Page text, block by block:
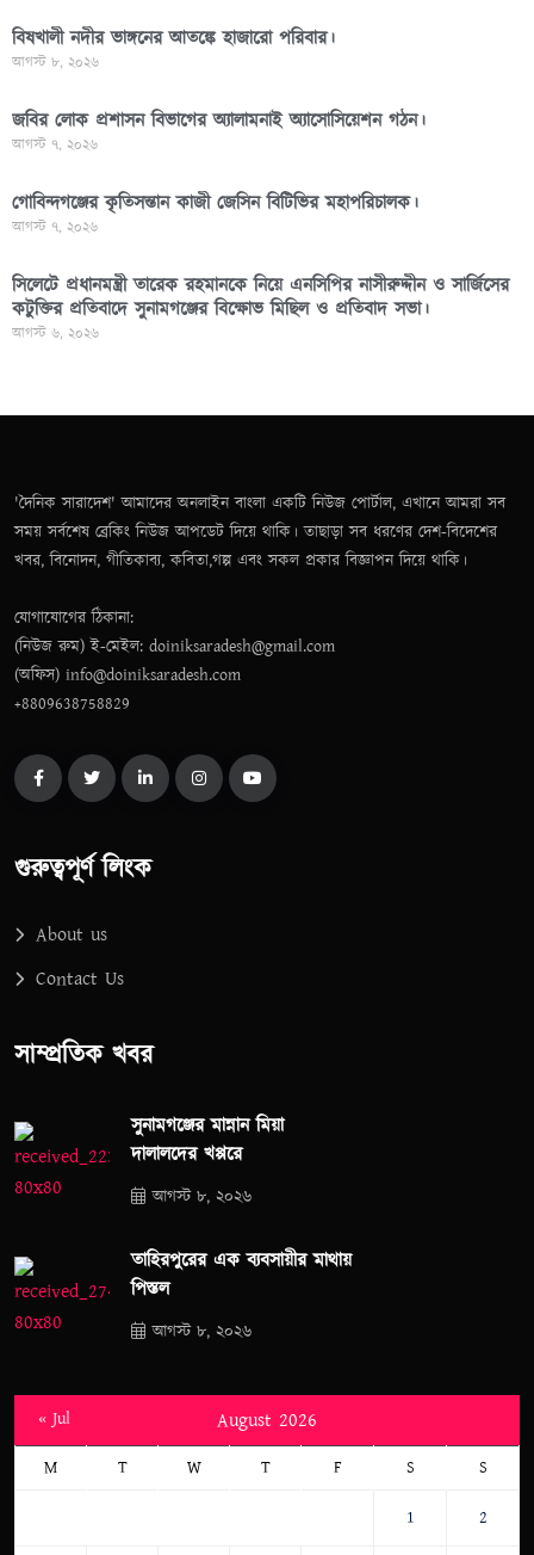
বিষখালী নদীর ভাঙ্গনের আতঙ্কে হাজারো পরিবার।
আগস্ট ৮, ২০২৬
জবির লোক প্রশাসন বিভাগের অ্যালামনাই অ্যাসোসিয়েশন গঠন।
আগস্ট ৭, ২০২৬
গোবিন্দগঞ্জের কৃতিসন্তান কাজী জেসিন বিটিভির মহাপরিচালক।
আগস্ট ৭, ২০২৬
সিলেটে প্রধানমন্ত্রী তারেক রহমানকে নিয়ে এনসিপির নাসীরুদ্দীন ও সার্জিসের
কটুক্তির প্রতিবাদে সুনামগঞ্জের বিক্ষোভ মিছিল ও প্রতিবাদ সভা।
আগস্ট ৬, ২০২৬
'দৈনিক সারাদেশ' আমাদের অনলাইন বাংলা একটি নিউজ পোর্টাল, এখানে আমরা সব
সময় সর্বশেষ ব্রেকিং নিউজ আপডেট দিয়ে থাকি। তাছাড়া সব ধরণের দেশ-বিদেশের
খবর, বিনোদন, গীতিকাব্য, কবিতা,গল্প এবং সকল প্রকার বিজ্ঞাপন দিয়ে থাকি।
যোগাযোগের ঠিকানা:
(নিউজ রুম) ই-মেইল: doiniksaradesh@gmail.com
(অফিস) info@doiniksaradesh.com
+8809638758829
গুরুত্বপূর্ণ লিংক
About us
Contact Us
সাম্প্রতিক খবর
সুনামগঞ্জের মান্নান মিয়া
দালালদের খপ্পরে
আগস্ট ৮, ২০২৬
তাহিরপুরের এক ব্যবসায়ীর মাথায়
পিস্তল
আগস্ট ৮, ২০২৬
August 2026
M T W T F S S
1 2
« Jul